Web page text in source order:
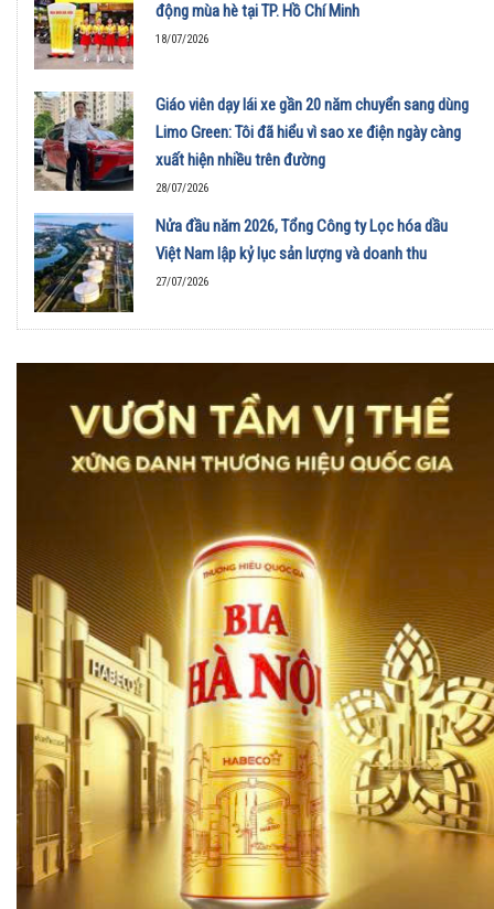
động mùa hè tại TP. Hồ Chí Minh
18/07/2026
Giáo viên dạy lái xe gần 20 năm chuyển sang dùng
Limo Green: Tôi đã hiểu vì sao xe điện ngày càng
xuất hiện nhiều trên đường
28/07/2026
Nửa đầu năm 2026, Tổng Công ty Lọc hóa dầu
Việt Nam lập kỷ lục sản lượng và doanh thu
27/07/2026